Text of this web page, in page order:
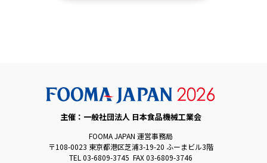
主催：一般社団法人 日本食品機械工業会
FOOMA JAPAN 運営事務局
〒108-0023 東京都港区芝浦3-19-20 ふーまビル3階
TEL 03-6809-3745 FAX 03-6809-3746